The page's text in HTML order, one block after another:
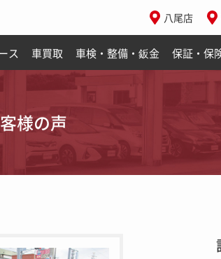
八尾店
ス 車買取 車検・整備・鈑金 保証・保
様の声